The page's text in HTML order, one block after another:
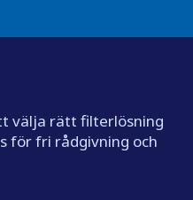
välja rätt filterlösning
för fri rådgivning och